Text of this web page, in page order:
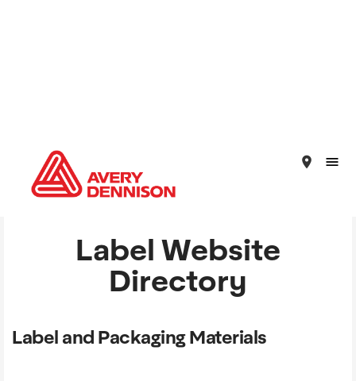
place
Label Website
Directory
Label and Packaging Materials